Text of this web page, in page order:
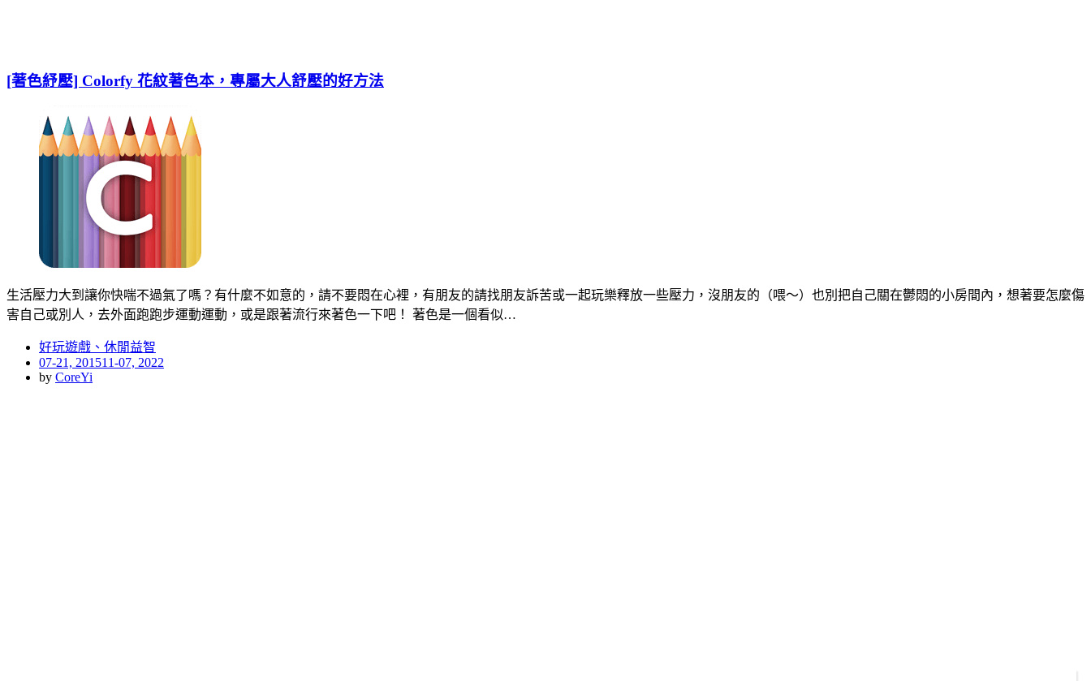
[著色紓壓] Colorfy 花紋著色本，專屬大人舒壓的好方法
生活壓力大到讓你快喘不過氣了嗎？有什麼不如意的，請不要悶在心裡，有朋友的請找朋友訴苦或一起玩樂釋放一些壓力，沒朋友的（喂～）也別把自己關在鬱悶的小房間內，想著要怎麼傷
害自己或別人，去外面跑跑步運動運動，或是跟著流行來著色一下吧！ 著色是一個看似…
好玩遊戲、休閒益智
Posted
on
07-21, 201511-07, 2022
by CoreYi